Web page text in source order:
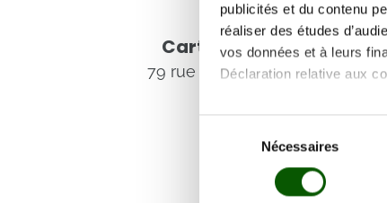
publicités et du contenu
réaliser des études
vos données et à leurs
Déclaration relative aux
Si vous le permettez,
Collecter des
digitales).
consentement
Nécessaires
Voir les coordonnées
Carte et informations
79 rue Charlie hebdo, 40210